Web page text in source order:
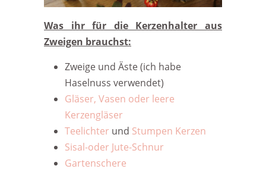
Was ihr für die Kerzenhalter aus
Zweigen brauchst:
Zweige und Äste (ich habe
Haselnuss verwendet)
Gläser, Vasen oder leere
Kerzengläser
Teelichter und Stumpen Kerzen
Sisal-oder Jute-Schnur
Gartenschere